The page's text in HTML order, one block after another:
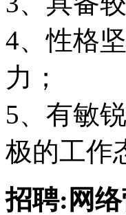
4、性格
力；
5、有敏
极的工作
招聘:网